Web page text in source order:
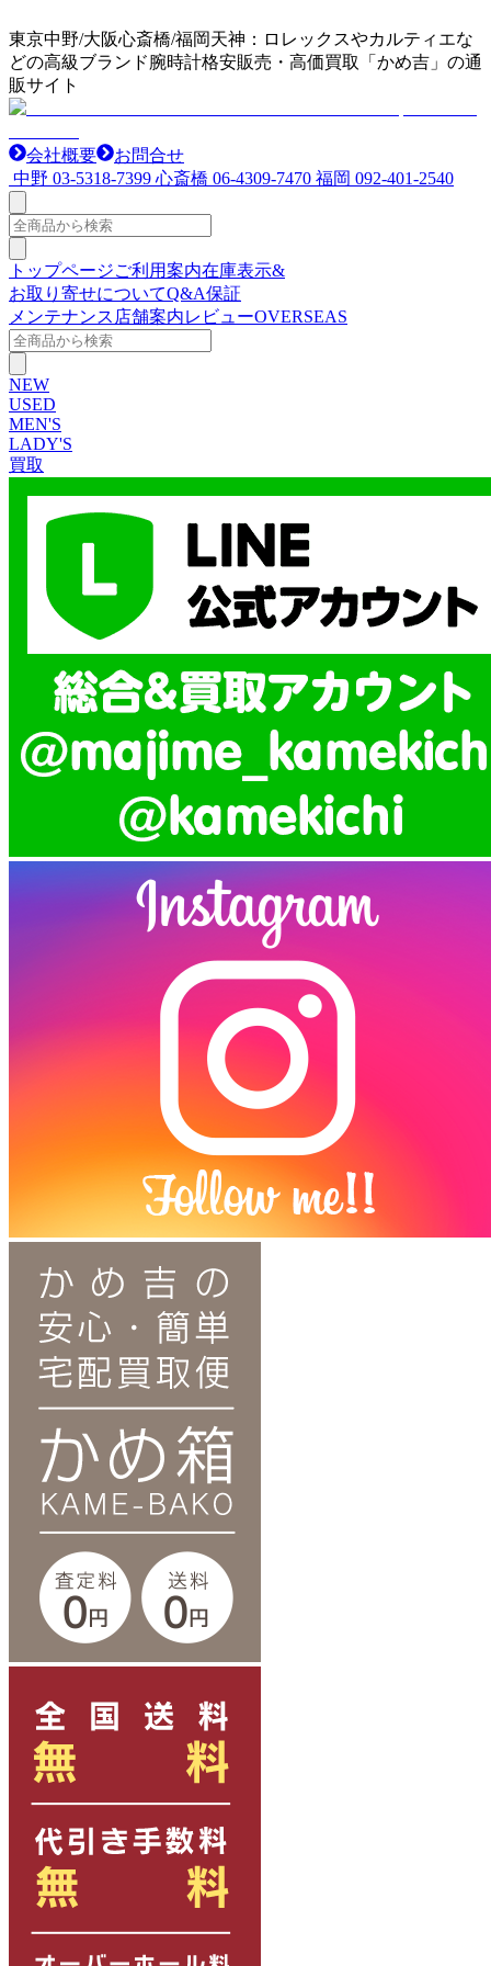
東京中野/大阪心斎橋/福岡天神：ロレックスやカルティエな
どの高級ブランド腕時計格安販売・高価買取「かめ吉」の通
販サイト
会社概要
お問合せ
中野 03-5318-7399 心斎橋 06-4309-7470 福岡 092-401-2540
トップページご利用案内在庫表示&
お取り寄せについてQ&A保証
メンテナンス 店舗案内レビューOVERSEAS
NEW
USED
MEN'S
LADY'S
買取